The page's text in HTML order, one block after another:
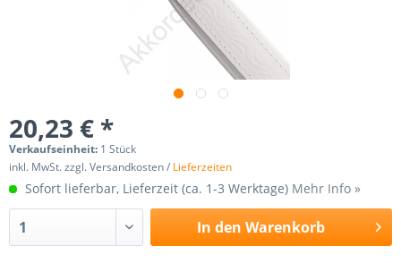
20,23 € *
Verkaufseinheit: 1 Stück
inkl. MwSt. zzgl. Versandkosten / Lieferzeiten
Sofort lieferbar, Lieferzeit (ca. 1-3 Werktage) Mehr Info »
In den Warenkorb